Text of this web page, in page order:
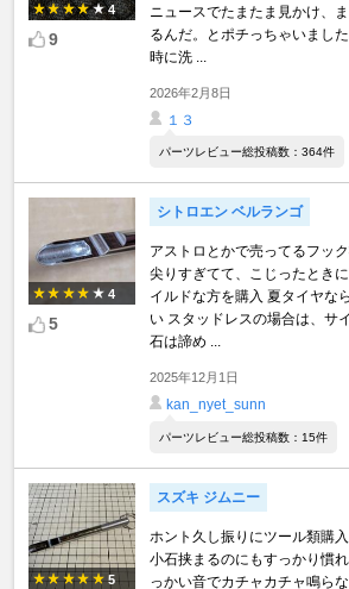
4
9
ニュースでたまたま見かけ、
るんだ。とポチっちゃいまし
時に洗 ...
2026年2月8日
１３
パーツレビュー総投稿数：364件
4
5
シトロエン ベルランゴ
アストロとかで売ってるフッ
尖りすぎてて、こじったとき
イルドな方を購入 夏タイヤな
い スタッドレスの場合は、サ
石は諦め ...
2025年12月1日
kan_nyet_sunn
パーツレビュー総投稿数：15件
5
スズキ ジムニー
ホント久し振りにツール類購
小石挟まるのにもすっかり慣
っかい音でカチャカチャ鳴ら